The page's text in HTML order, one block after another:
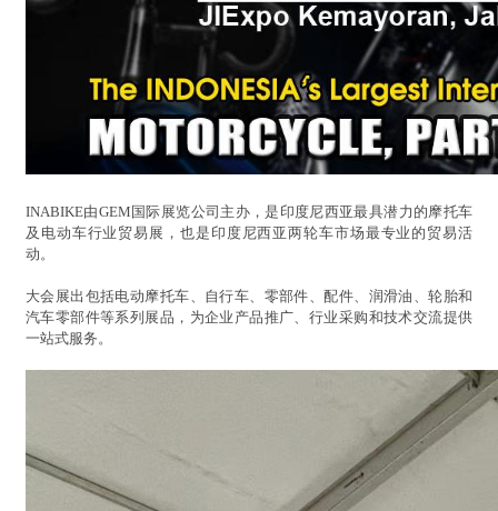
INABIKE由GEM国际展览公司主办，是印度尼西亚最具潜力的摩托车
及电动车行业贸易展，也是印度尼西亚两轮车市场最专业的贸易活
动。
大会展出包括电动摩托车、自行车、零部件、配件、润滑油、轮胎和
汽车零部件等系列展品，为企业产品推广、行业采购和技术交流提供
一站式服务。